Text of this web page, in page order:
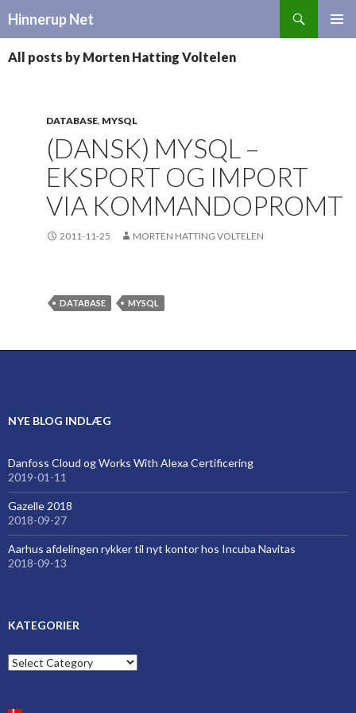
Hinnerup Net
TO
CONTENT
All posts by Morten Hatting Voltelen
DATABASE, MYSQL
(DANSK) MYSQL –
EKSPORT OG IMPORT
VIA KOMMANDOPROMT
2011-11-25 MORTEN HATTING VOLTELEN
DATABASE MYSQL
NYE BLOG INDLÆG
Danfoss Cloud og Works With Alexa Certificering
2019-01-11
Gazelle 2018
2018-09-27
Aarhus afdelingen rykker til nyt kontor hos Incuba Navitas
2018-09-13
KATEGORIER
Kategorier